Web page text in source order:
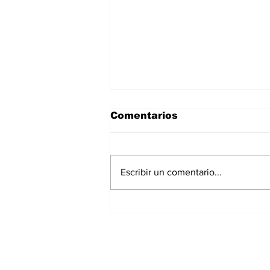
Comentarios
Escribir un comentario...